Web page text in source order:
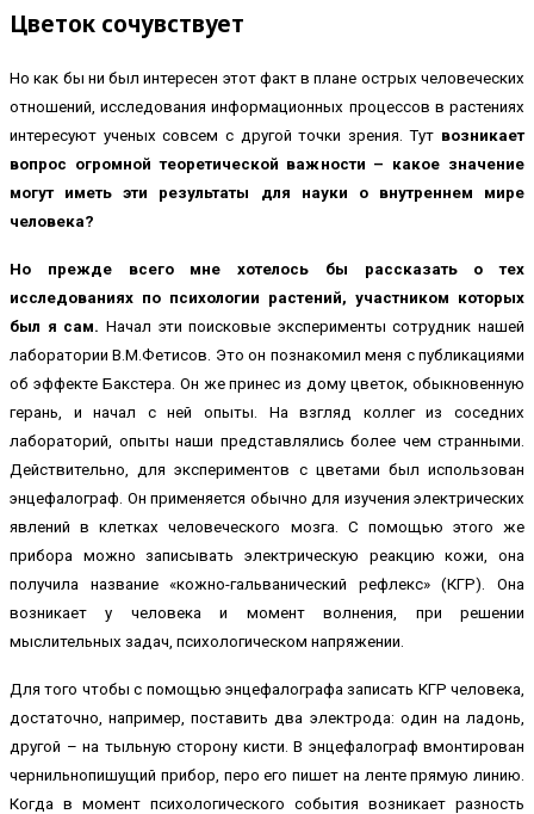
Цветок сочувствует
Но как бы ни был интересен этот факт в плане острых человеческих
отношений, исследования информационных процессов в растениях
интересуют ученых совсем с другой точки зрения. Тут возникает
вопрос огромной теоретической важности – какое значение
могут иметь эти результаты для науки о внутреннем мире
человека?
Но прежде всего мне хотелось бы рассказать о тех
исследованиях по психологии растений, участником которых
был я сам. Начал эти поисковые эксперименты сотрудник нашей
лаборатории В.М.Фетисов. Это он познакомил меня с публикациями
об эффекте Бакстера. Он же принес из дому цветок, обыкновенную
герань, и начал с ней опыты. На взгляд коллег из соседних
лабораторий, опыты наши представлялись более чем странными.
Действительно, для экспериментов с цветами был использован
энцефалограф. Он применяется обычно для изучения электрических
явлений в клетках человеческого мозга. С помощью этого же
прибора можно записывать электрическую реакцию кожи, она
получила название «кожно-гальванический рефлекс» (КГР). Она
возникает у человека и момент волнения, при решении
мыслительных задач, психологическом напряжении.
Для того чтобы с помощью энцефалографа записать КГР человека,
достаточно, например, поставить два электрода: один на ладонь,
другой – на тыльную сторону кисти. В энцефалограф вмонтирован
чернильнопишущий прибор, перо его пишет на ленте прямую линию.
Когда в момент психологического события возникает разность